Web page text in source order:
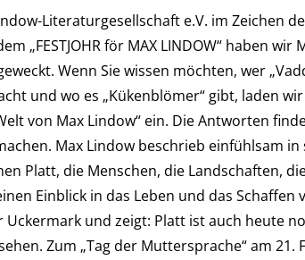
Literaturgesellschaft e.V. im Zeichen
„FESTJOHR för MAX LINDOW“ haben
Wenn Sie wissen möchten, wer
und wo es „Kükenblömer“ gibt, laden
von Max Lindow“ ein. Die Antworten
Max Lindow beschrieb einfühlsam
Platt, die Menschen, die Landschaften,
Einblick in das Leben und das Schaffen
und zeigt: Platt ist auch heute
Zum „Tag der Muttersprache“ am